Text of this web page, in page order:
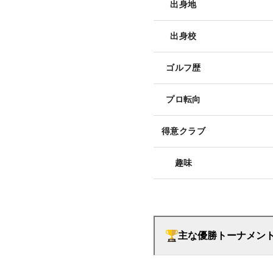
出身地
出身校
ゴルフ歴
プロ転向
得意クラブ
趣味
主な優勝トーナメント